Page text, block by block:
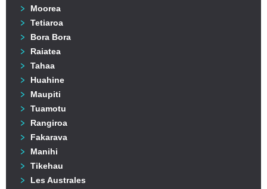
Moorea
Tetiaroa
Bora Bora
Raiatea
Tahaa
Huahine
Maupiti
Tuamotu
Rangiroa
Fakarava
Manihi
Tikehau
Les Australes